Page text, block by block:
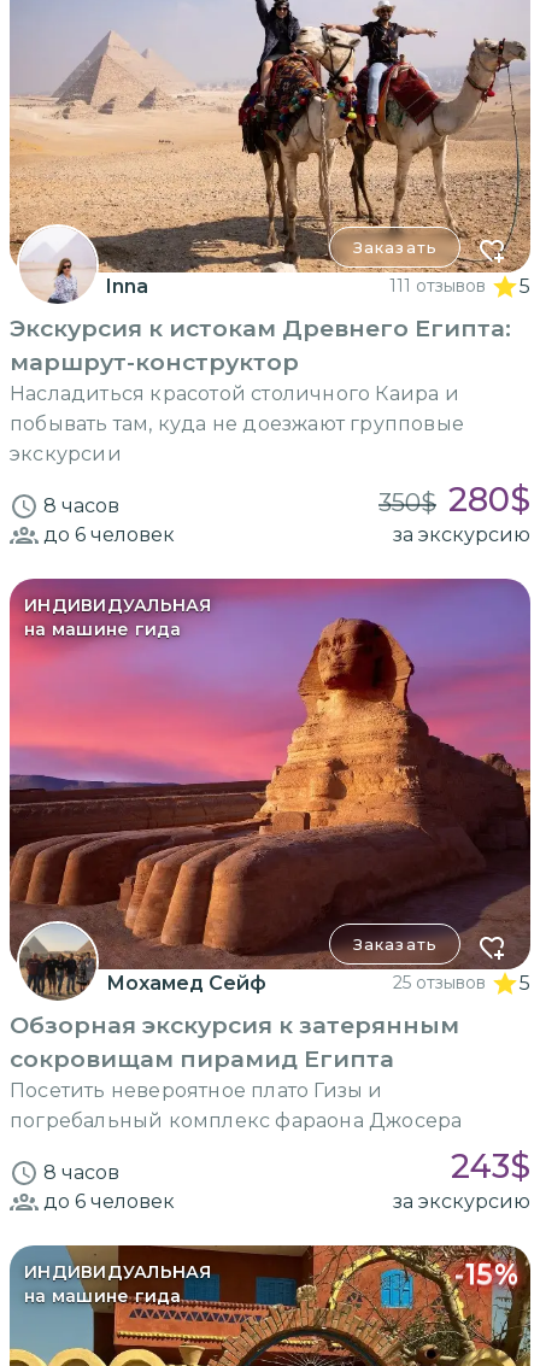
Заказать
Inna 111 отзывов 5
Экскурсия к истокам Древнего Египта:
маршрут-конструктор
Насладиться красотой столичного Каира и
побывать там, куда не доезжают групповые
экскурсии
8 часов 350$ 280$
до 6 человек за экскурсию
ИНДИВИДУАЛЬНАЯ
на машине гида
Заказать
Мохамед Сейф 25 отзывов 5
Обзорная экскурсия к затерянным
сокровищам пирамид Египта
Посетить невероятное плато Гизы и
погребальный комплекс фараона Джосера
8 часов 243$
до 6 человек за экскурсию
ИНДИВИДУАЛЬНАЯ
на машине гида
-15%